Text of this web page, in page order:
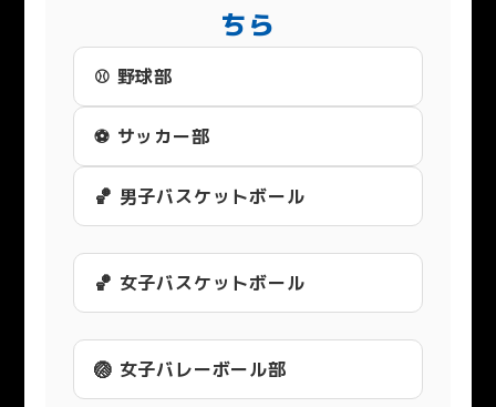
ちら
⚾ 野球部
⚽ サッカー部
🏀 男子バスケットボール
🏀 女子バスケットボール
🏐 女子バレーボール部